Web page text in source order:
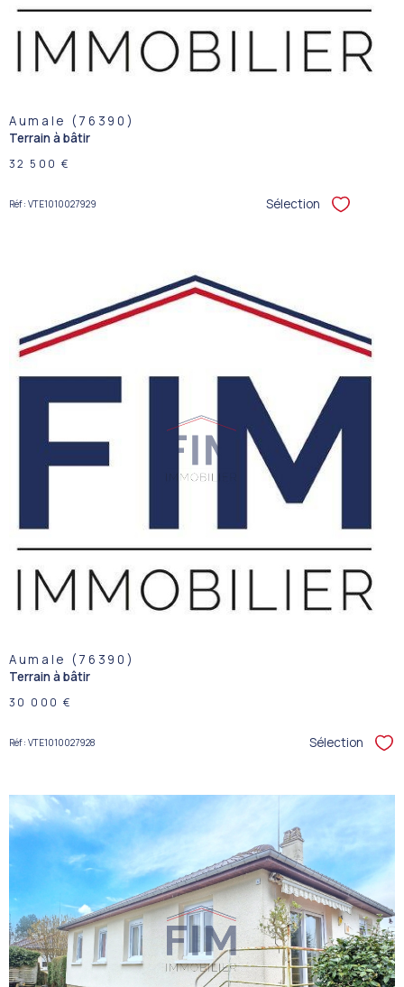
Aumale (76390)
Terrain à bâtir
32 500 €
Réf : VTE1010027929 Sélection Sélectionner
VOIR LE
BIEN
Aumale (76390)
Terrain à bâtir
30 000 €
Réf : VTE1010027928 Sélection
VOIR LE
BIEN